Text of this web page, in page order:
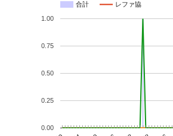
合計 レファ協
0.00
0.25
0.50
0.75
1.00